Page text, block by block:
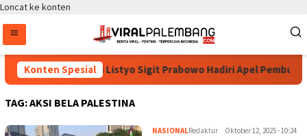
Loncat ke konten
Konten SpesialKapolri Listyo Sigit Prabowo Hadiri Apel
TAG:AKSI BELA PALESTINA
NASIONALRedaktur
Oktober 12, 2025 - 10:24